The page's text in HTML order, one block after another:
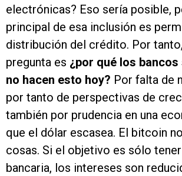
electrónicas? Eso sería posible,
principal de esa inclusión es
distribución del crédito. Por
pregunta es ¿por qué los
no hacen esto hoy? Por falta de
por tanto de perspectivas de
también por prudencia en una
que el dólar escasea. El bitcoin
cosas. Si el objetivo es sólo
bancaria, los intereses son